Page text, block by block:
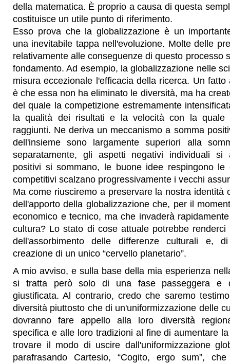
della matematica. È proprio a causa di questa
costituisce un utile punto di riferimento.
Esso prova che la globalizzazione è un
una inevitabile tappa nell'evoluzione. Molte delle
relativamente alle conseguenze di questo processo
fondamento. Ad esempio, la globalizzazione nelle
misura eccezionale l'efficacia della ricerca. Un
è che essa non ha eliminato le diversità, ma ha
del quale la competizione estremamente
la qualità dei risultati e la velocità con la quale
raggiunti. Ne deriva un meccanismo a somma
dell'insieme sono largamente superiori alla
separatamente, gli aspetti negativi individuali si
positivi si sommano, le buone idee respingono
competitivi scalzano progressivamente i vecchi
Ma come riusciremo a preservare la nostra identità
dell'apporto della globalizzazione che, per il
economico e tecnico, ma che invaderà
cultura? Lo stato di cose attuale potrebbe
dell'assorbimento delle differenze culturali e,
creazione di un unico “cervello planetario”.
A mio avviso, e sulla base della mia esperienza
si tratta però solo di una fase passeggera e
giustificata. Al contrario, credo che saremo
diversità piuttosto che di un'uniformizzazione delle
dovranno fare appello alla loro diversità
specifica e alle loro tradizioni al fine di aumentare
trovare il modo di uscire dall'uniformizzazione
parafrasando Cartesio, “Cogito, ergo sum”,